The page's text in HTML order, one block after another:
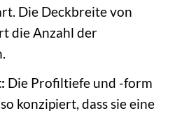
Die Deckbreite von
die Anzahl der
Die Profiltiefe und -form
konzipiert, dass sie eine